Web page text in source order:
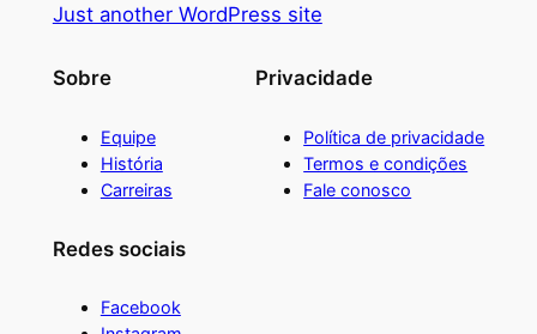
Just another WordPress site
Sobre
Equipe
História
Carreiras
Privacidade
Política de privacidade
Termos e condições
Fale conosco
Redes sociais
Facebook